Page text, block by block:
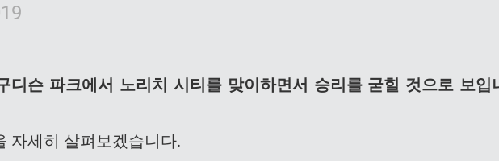
디슨 파크에서 노리치 시티를 맞이하면서 승리를 굳힐 것으로 보입
자세히 살펴보겠습니다.